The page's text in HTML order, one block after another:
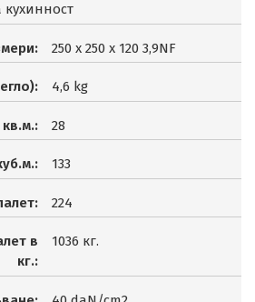
кухинност
250 x 250 x 120 3,9NF
4,6 kg
28
133
224
в
кг.:
1036 кг.